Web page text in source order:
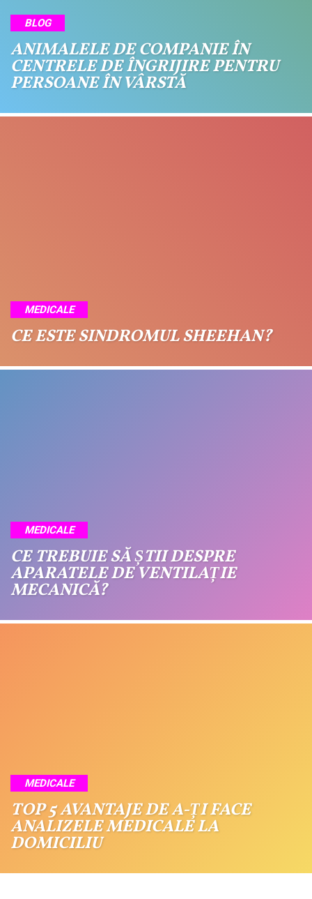
BLOG
ANIMALELE DE COMPANIE ÎN
CENTRELE DE ÎNGRIJIRE PENTRU
PERSOANE ÎN VÂRSTĂ
MEDICALE
CE ESTE SINDROMUL SHEEHAN?
MEDICALE
CE TREBUIE SĂ ȘTII DESPRE
APARATELE DE VENTILAȚIE
MECANICĂ?
MEDICALE
TOP 5 AVANTAJE DE A-ȚI FACE
ANALIZELE MEDICALE LA
DOMICILIU